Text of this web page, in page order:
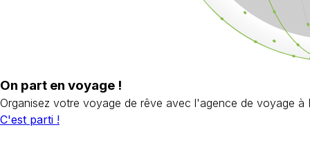
On part en voyage !
Organisez votre voyage de rêve avec l'agence de voyage à
C'est parti !